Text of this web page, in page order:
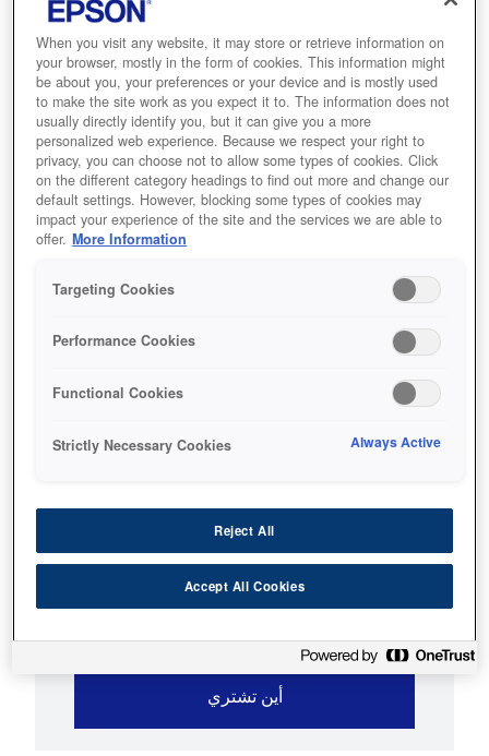
108 EcoTank Magenta
ink bottle
احصل على حل طباعة بتكلفة منخفضة
جدًا لطباعة الكثير من الصور بجودة مميزة
ودقة تحاكي الطبيعة
تكلفة منخفضة للغاية
أين تشتري
When you visit any website, it may store or retrieve information on
your browser, mostly in the form of cookies. This information might
be about you, your preferences or your device and is mostly used
to make the site work as you expect it to. The information does not
usually directly identify you, but it can give you a more
personalized web experience. Because we respect your right to
privacy, you can choose not to allow some types of cookies. Click
on the different category headings to find out more and change our
default settings. However, blocking some types of cookies may
impact your experience of the site and the services we are able to
offer. More Information
Targeting Cookies
Performance Cookies
Functional Cookies
Strictly Necessary Cookies Always Active
Reject All
Accept All Cookies